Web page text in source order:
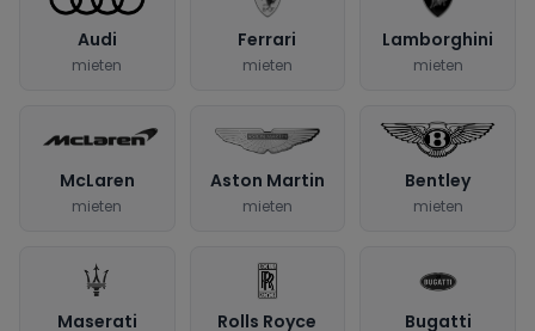
Audi
mieten
Ferrari
mieten
Lamborghini
mieten
McLaren
mieten
Aston Martin
mieten
Bentley
mieten
Maserati Rolls Royce Bugatti